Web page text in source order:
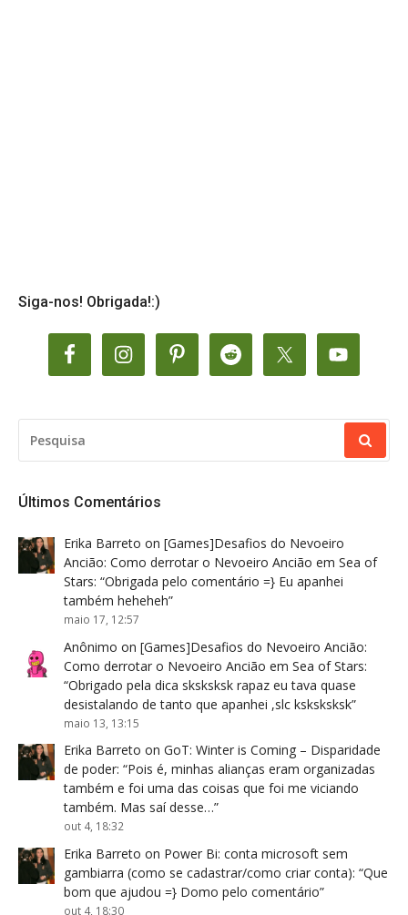
Siga-nos! Obrigada!:)
POR:
Últimos Comentários
Erika Barreto on [Games]Desafios do Nevoeiro
Ancião: Como derrotar o Nevoeiro Ancião em Sea of
Stars: “Obrigada pelo comentário =} Eu apanhei
também heheheh”
maio 17, 12:57
Anônimo on [Games]Desafios do Nevoeiro Ancião:
Como derrotar o Nevoeiro Ancião em Sea of Stars:
“Obrigado pela dica sksksksk rapaz eu tava quase
desistalando de tanto que apanhei ,slc ksksksksk”
maio 13, 13:15
Erika Barreto on GoT: Winter is Coming – Disparidade
de poder: “Pois é, minhas alianças eram organizadas
também e foi uma das coisas que foi me viciando
também. Mas saí desse…”
out 4, 18:32
Erika Barreto on Power Bi: conta microsoft sem
gambiarra (como se cadastrar/como criar conta): “Que
bom que ajudou =} Domo pelo comentário”
out 4, 18:30